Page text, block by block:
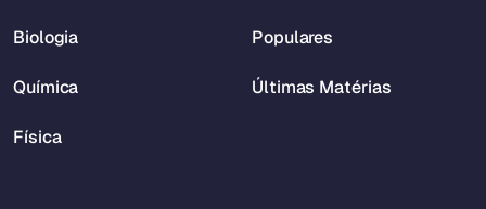
Biologia
Química
Física
Populares
Últimas Matérias